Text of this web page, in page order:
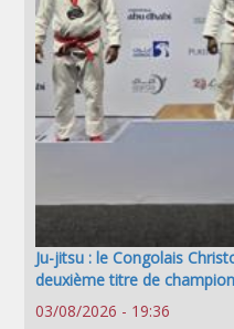
Ju-jitsu : le Congolais
deuxième titre de
03/08/2026 - 19:36